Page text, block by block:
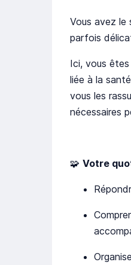
Vous avez le
parfois
Ici, vous
liée à la
vous les
nécessaires
🧩 Votre